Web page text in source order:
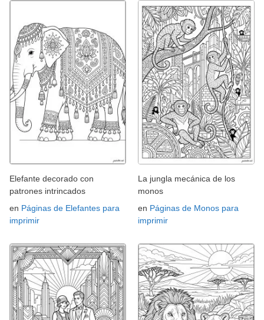
Elefante decorado con
patrones intrincados
en Páginas de Elefantes para
imprimir
La jungla mecánica de los
monos
en Páginas de Monos para
imprimir